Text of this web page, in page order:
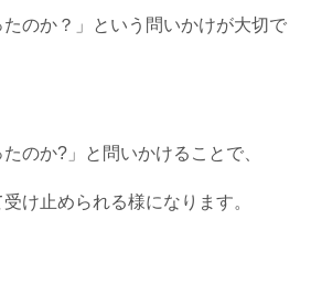
たのか？」という問いかけが大切で
のか?」と問いかけることで、
け止められる様になります。